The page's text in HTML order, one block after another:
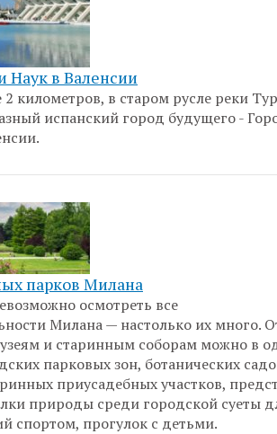
Наук в Валенсии
километров, в старом русле реки
испанский город будущего -
парков Милана
осмотреть все
Милана — настолько их много.
и старинным соборам можно в
парковых зон, ботанических
приусадебных участков,
природы среди городской суеты
спортом, прогулок с детьми.